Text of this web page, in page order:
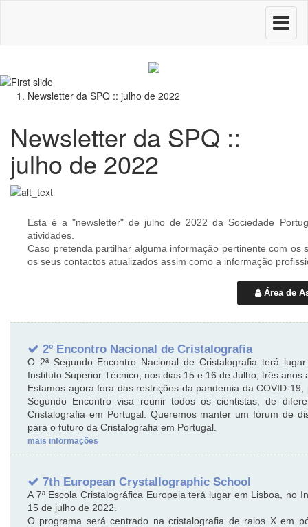
Toggle
Newsletter da SPQ :: julho de 2022
Newsletter da SPQ ::
julho de 2022
Esta é a "newsletter" de julho de 2022 da Sociedade
atividades.
Caso pretenda partilhar alguma informação pertinente com
os seus contactos atualizados assim como a informação
Área de
2º Encontro Nacional de Cristalografia
O 2ª Segundo Encontro Nacional de Cristalografia terá
Instituto Superior Técnico, nos dias 15 e 16 de Julho, três
Estamos agora fora das restrições da pandemia da COVID-
Segundo Encontro visa reunir todos os cientistas, de
Cristalografia em Portugal. Queremos manter um fórum de
para o futuro da Cristalografia em Portugal.
mais informações
7th European Crystallographic School
A 7ª Escola Cristalográfica Europeia terá lugar em Lisboa, no
15 de julho de 2022.
O programa será centrado na cristalografia de raios X em